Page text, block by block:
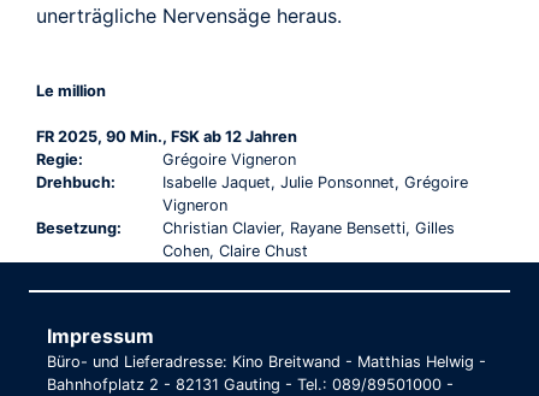
unerträgliche Nervensäge heraus.
Le million
FR 2025, 90 Min., FSK ab 12 Jahren
Regie:
Grégoire Vigneron
Drehbuch:
Isabelle Jaquet, Julie Ponsonnet, Grégoire
Vigneron
Besetzung:
Christian Clavier, Rayane Bensetti, Gilles
Cohen, Claire Chust
Impressum
Büro- und Lieferadresse: Kino Breitwand - Matthias Helwig -
Bahnhofplatz 2 - 82131 Gauting - Tel.: 089/89501000 -